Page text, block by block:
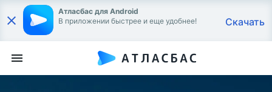
Атласбас для Android
В приложении быстрее и еще удобнее!
Скачать